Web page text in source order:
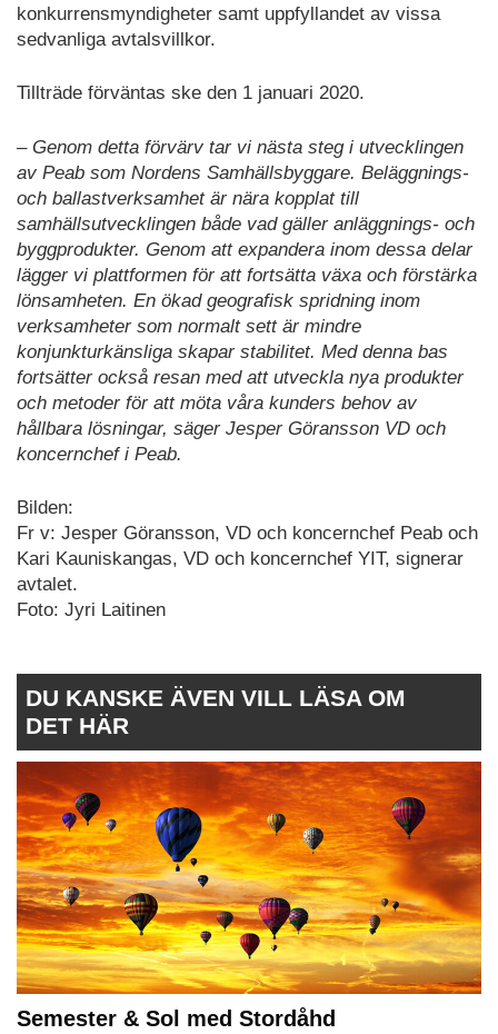
konkurrensmyndigheter samt uppfyllandet av vissa
sedvanliga avtalsvillkor.
Tillträde förväntas ske den 1 januari 2020.
– Genom detta förvärv tar vi nästa steg i utvecklingen
av Peab som Nordens Samhällsbyggare. Beläggnings-
och ballastverksamhet är nära kopplat till
samhällsutvecklingen både vad gäller anläggnings- och
byggprodukter. Genom att expandera inom dessa delar
lägger vi plattformen för att fortsätta växa och förstärka
lönsamheten. En ökad geografisk spridning inom
verksamheter som normalt sett är mindre
konjunkturkänsliga skapar stabilitet. Med denna bas
fortsätter också resan med att utveckla nya produkter
och metoder för att möta våra kunders behov av
hållbara lösningar, säger Jesper Göransson VD och
koncernchef i Peab.
Bilden:
Fr v: Jesper Göransson, VD och koncernchef Peab och
Kari Kauniskangas, VD och koncernchef YIT, signerar
avtalet.
Foto: Jyri Laitinen
DU KANSKE ÄVEN VILL LÄSA OM
DET HÄR
Semester & Sol med Stordåhd